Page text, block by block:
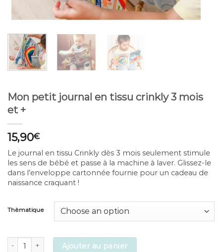
Mon petit journal en tissu crinkly 3 mois
et +
15,90€
Le journal en tissu Crinkly dès 3 mois seulement stimule
les sens de bébé et passe à la machine à laver. Glissez-le
dans l’enveloppe cartonnée fournie pour un cadeau de
naissance craquant !
Thèmatique
Mon petit journal en tissu crinkly 3 mois et + quantity
Ajouter au panier